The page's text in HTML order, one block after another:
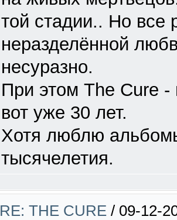
той стадии.. Но все
неразделённой
несуразно.
При этом The Cure
вот уже 30 лет.
Хотя люблю
тысячелетия.
RE: THE CURE / 09-12-